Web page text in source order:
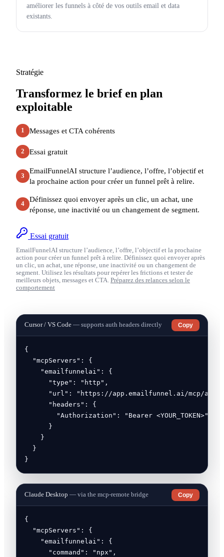
améliorer les funnels à côté de vos outils email et data
existants.
Stratégie
Transformez le brief en plan
exploitable
1 Messages et CTA cohérents
2 Essai gratuit
3
EmailFunnelAI structure l’audience, l’offre, l’objectif et
la prochaine action pour créer un funnel prêt à relire.
4
Définissez quoi envoyer après un clic, un achat, une
réponse, une inactivité ou un changement de segment.
Essai gratuit
EmailFunnelAI structure l’audience, l’offre, l’objectif et la prochaine
action pour créer un funnel prêt à relire. Définissez quoi envoyer après
un clic, un achat, une réponse, une inactivité ou un changement de
segment. Utilisez les résultats pour repérer les frictions et tester de
meilleurs objets, messages et CTA. Préparez des relances selon le
comportement
Cursor / VS Code — supports auth headers directly Copy
{
  "mcpServers": {
    "emailfunnelai": {
      "type": "http",
"url": "https://app.emailfunnel.ai/mcp/
      "headers": {
        "Authorization": "Bearer <YOUR_TOKEN>"
      }
    }
  }
}
Claude Desktop — via the mcp-remote bridge Copy
{
  "mcpServers": {
    "emailfunnelai": {
      "command": "npx",